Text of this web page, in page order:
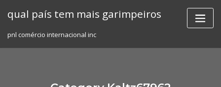
qual país tem mais garimpeiros
pnl comércio internacional inc